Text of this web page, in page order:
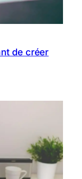
de créer